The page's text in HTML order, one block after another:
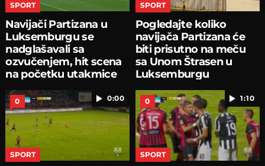
SPORT
Navijači Partizana u
Luksemburgu se
nadglašavali sa
ozvučenjem, hit scena
na početku utakmice
SPORT
Pogledajte koliko
navijača Partizana će
biti prisutno na meču
sa Unom Štrasen u
Luksemburgu
0:00
0
SPORT
1:10
0
SPORT